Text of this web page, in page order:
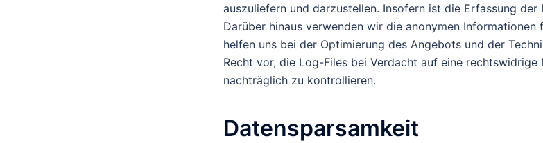
auszuliefern und darzustellen. Insofern ist die Erfassung
Darüber hinaus verwenden wir die anonymen
helfen uns bei der Optimierung des Angebots und der
Recht vor, die Log-Files bei Verdacht auf eine rechtswidrige
nachträglich zu kontrollieren.
Datensparsamkeit